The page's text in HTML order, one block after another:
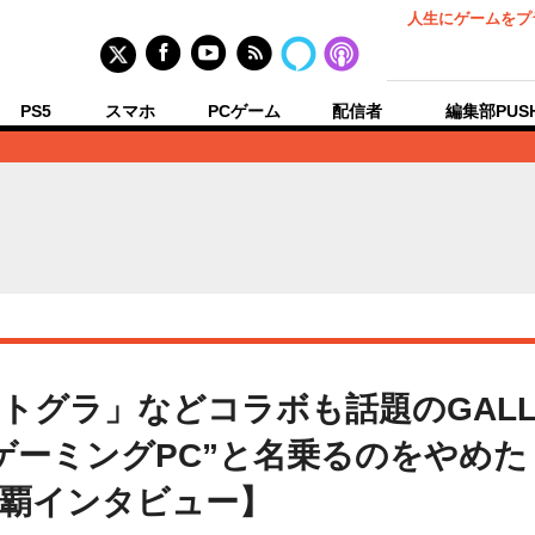
人生にゲームを
PS5 スマホ PCゲーム 配信者 編集部
グラ」などコラボも話題の
ミングPC”と名乗るのをやめ
インタビュー】